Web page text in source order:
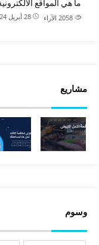
ما هي المواقع
28 أبريل 24 الآراء
مشاريع
وسوم